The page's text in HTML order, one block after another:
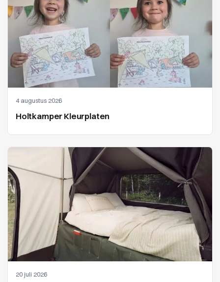
4 augustus 2026
Holtkamper Kleurplaten
20 juli 2026